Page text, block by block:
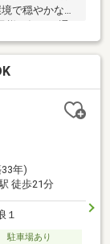
で穏やかな暮
校：徒歩10分
約1190m）●
）●セブンイ
取ゆりが丘郵
クリニック：
年)
徒歩21分
１
駐車場あり